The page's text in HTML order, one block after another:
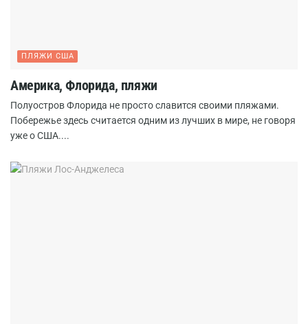
ПЛЯЖИ США
Америка, Флорида, пляжи
Полуостров Флорида не просто славится своими пляжами.
Побережье здесь считается одним из лучших в мире, не говоря
уже о США....